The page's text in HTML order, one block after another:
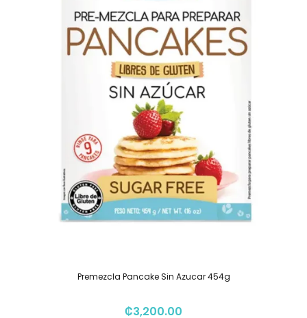
Premezcla Pancake Sin Azucar 454g
₡3,200.00